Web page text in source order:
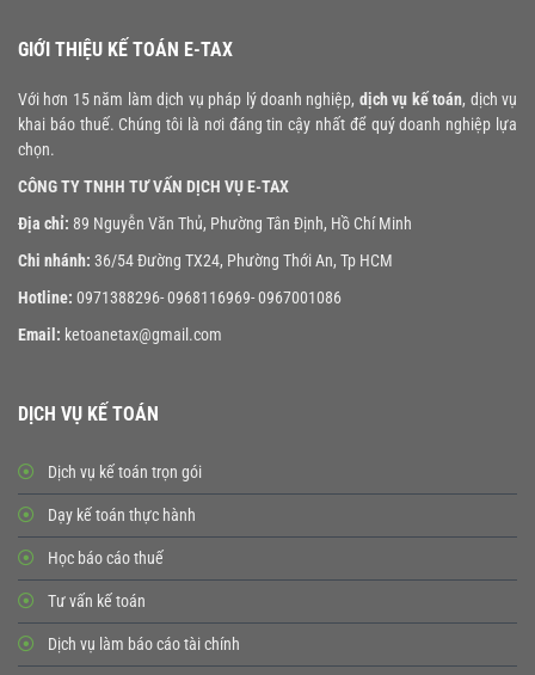
GIỚI THIỆU KẾ TOÁN E-TAX
Với hơn 15 năm làm dịch vụ pháp lý doanh nghiệp, dịch vụ kế toán, dịch vụ
khai báo thuế. Chúng tôi là nơi đáng tin cậy nhất để quý doanh nghiệp lựa
chọn.
CÔNG TY TNHH TƯ VẤN DỊCH VỤ E-TAX
Địa chỉ: 89 Nguyễn Văn Thủ, Phường Tân Định, Hồ Chí Minh
Chi nhánh: 36/54 Đường TX24, Phường Thới An, Tp HCM
Hotline: 0971388296- 0968116969- 0967001086
Email: ketoanetax@gmail.com
DỊCH VỤ KẾ TOÁN
Dịch vụ kế toán trọn gói
Dạy kế toán thực hành
Học báo cáo thuế
Tư vấn kế toán
Dịch vụ làm báo cáo tài chính